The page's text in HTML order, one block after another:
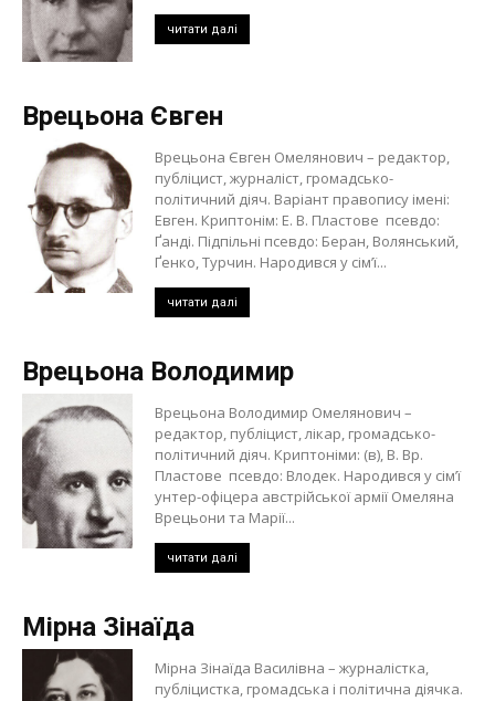
читати далі
Врецьона Євген
Врецьона Євген Омелянович – редактор,
публіцист, журналіст, громадсько-
політичний діяч. Варіант правопису імені:
Евген. Криптонім: Е. В. Пластове псевдо:
Ґанді. Підпільні псевдо: Беран, Волянський,
Ґенко, Турчин. Народився у сім’ї...
читати далі
Врецьона Володимир
Врецьона Володимир Омелянович –
редактор, публіцист, лікар, громадсько-
політичний діяч. Криптоніми: (в), В. Вр.
Пластове псевдо: Влодек. Народився у сім’ї
унтер-офіцера австрійської армії Омеляна
Врецьони та Марії...
читати далі
Мірна Зінаїда
Мірна Зінаїда Василівна – журналістка,
публіцистка, громадська і політична діячка.